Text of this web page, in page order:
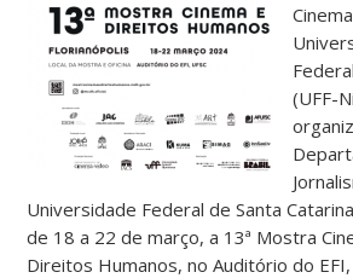
(UFF-
Universidade Federal de Santa
de 18 a 22 de março, a 13ª Mostra
Direitos Humanos, no Auditório do